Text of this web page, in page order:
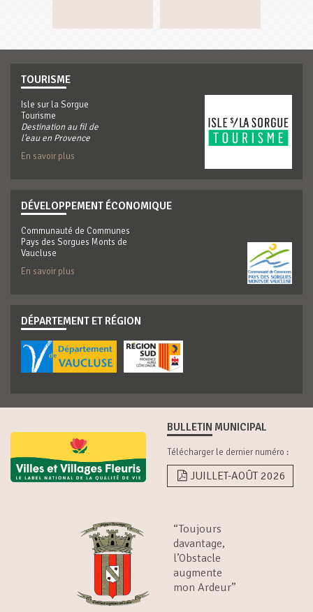
TOURISME
Isle sur la Sorgue
Tourisme
Destination au fil de
l'eau en Provence
En savoir plus
DÉVELOPPEMENT ÉCONOMIQUE
Communauté de Communes
Pays des Sorgues Monts de
Vaucluse
En savoir plus
DÉPARTEMENT ET RÉGION
BULLETIN MUNICIPAL
Télécharger le dernier numéro :
JUILLET-AOÛT 2026
“Toujours
davantage,
l’Obstacle
augmente
mon Ardeur”